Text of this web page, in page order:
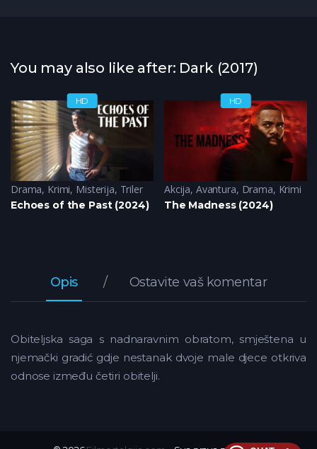
You may also like after: Dark (2017)
,Triler
HD
Drama, Krimi, Misterija, Triler
Echoes of the Past (2024)
HD
Akcija, Avantura, Drama, Krimi
The Madness (2024)
Opis Ostavite vaš komentar
Obiteljska saga s nadnaravnim obratom, smještena u
njemački gradić gdje nestanak dvoje male djece otkriva
odnose između četiri obitelji.